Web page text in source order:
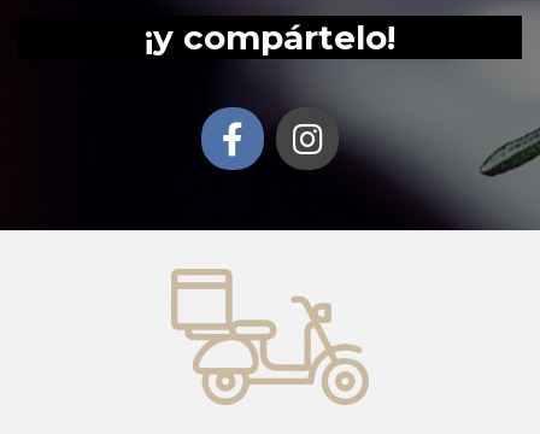
¡y compártelo!